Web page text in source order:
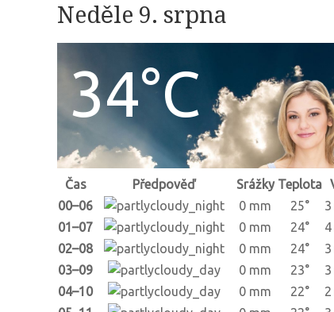
Neděle 9. srpna
34°C
Čas Předpověď Srážky Teplota
00–06
0 mm 25°
01–07
0 mm 24°
02–08
0 mm 24°
03–09
0 mm 23°
04–10
0 mm 22°